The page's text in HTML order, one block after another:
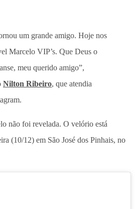
um grande amigo. Hoje nos
Marcelo VIP’s. Que Deus o
meu querido amigo”,
Nilton Ribeiro, que atendia
não foi revelada. O velório está
(10/12) em São José dos Pinhais, no